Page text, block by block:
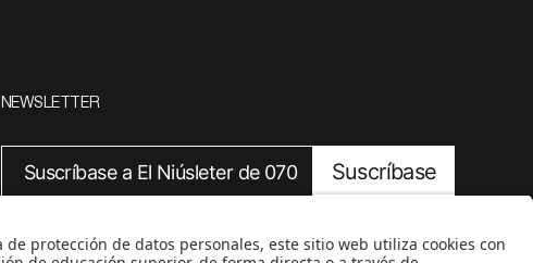
NEWSLETTER
Suscríbase